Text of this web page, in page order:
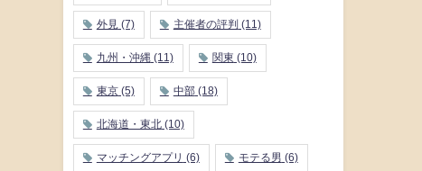
外見 (7) 主催者の評判 (11)
九州・沖縄 (11) 関東 (10)
東京(5) 中部(18)
北海道・東北(10)
マッチングアプリ (6) モテる男 (6)